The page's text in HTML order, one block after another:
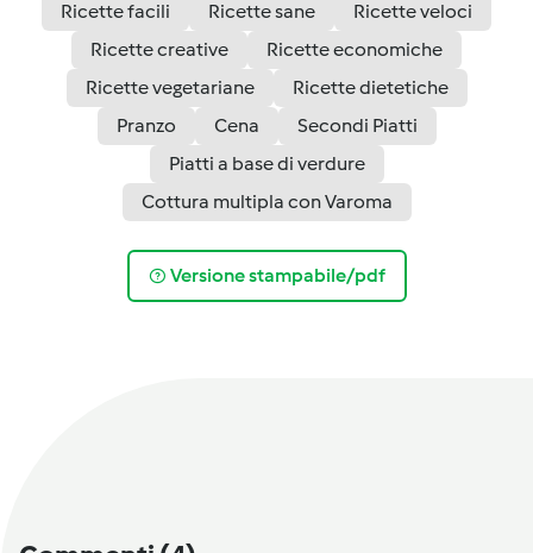
Ricette facili
Ricette sane
Ricette veloci
Ricette creative
Ricette economiche
Ricette vegetariane
Ricette dietetiche
Pranzo
Cena
Secondi Piatti
Piatti a base di verdure
Cottura multipla con Varoma
Versione stampabile/pdf